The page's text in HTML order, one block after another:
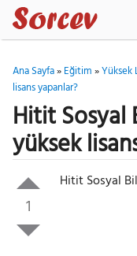
Ana Sayfa»Eğitim»Yüksek
lisans yapanlar?
Hitit Sosyal
yüksek
1
Hitit Sosyal